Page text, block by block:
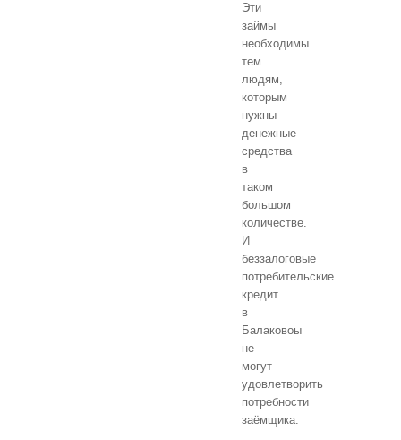
Эти
займы
необходимы
тем
людям,
которым
нужны
денежные
средства
в
таком
большом
количестве.
И
беззалоговые
потребительские
кредит
в
Балаковоы
не
могут
удовлетворить
потребности
заёмщика.